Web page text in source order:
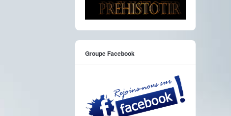
Groupe Facebook